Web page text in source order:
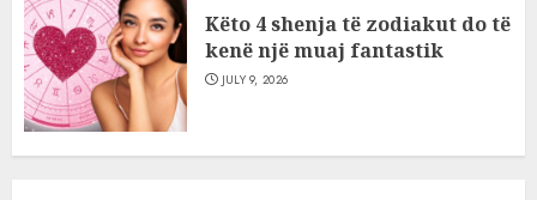
Këto 4 shenja të zodiakut do të
kenë një muaj fantastik
JULY 9, 2026